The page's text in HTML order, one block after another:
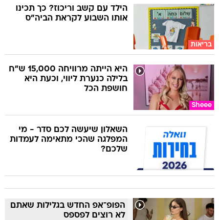
בריאות
הילד עם קשב וריכוז? כך תכינו
אותו השבוע לקראת הביה"ס
Sheee
היא הייתה מרוויחה 15,000 ש"ח
בלילה כנערת ליווי, וכעת היא
חושפת הכל
השאלון שיעשה לכם סדר - מי
המפלגה שהכי מתאימה לעמדות
שלכם?
הפופ־אפ החדש בגלילות שאתם
לא רוצים לפספס